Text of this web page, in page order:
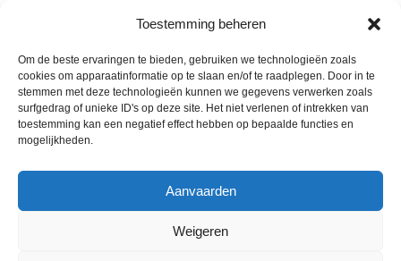
Toestemming beheren
Om de beste ervaringen te bieden, gebruiken we technologieën zoals
cookies om apparaatinformatie op te slaan en/of te raadplegen. Door in te
stemmen met deze technologieën kunnen we gegevens verwerken zoals
surfgedrag of unieke ID's op deze site. Het niet verlenen of intrekken van
toestemming kan een negatief effect hebben op bepaalde functies en
mogelijkheden.
Aanvaarden
Weigeren
Ontdek eveneens
I